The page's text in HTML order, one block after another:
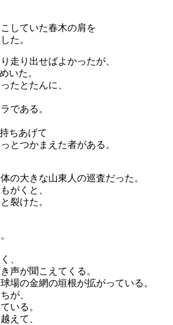
していた春木の肩を
た。
走り出せばよかったが、
いた。
たとたんに、
である。
ちあげて
とつかまえた者がある。
の大きな山東人の巡査だった。
がくと、
裂けた。
、
声が聞こえてくる。
場の金網の垣根が拡がっている。
が、
いる。
えて、